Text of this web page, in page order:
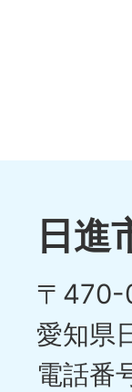
日進
〒470-
愛知県
電話番